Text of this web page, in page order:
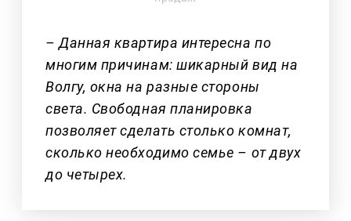
– Данная квартира интересна по
многим причинам: шикарный вид на
Волгу, окна на разные стороны
света. Свободная планировка
позволяет сделать столько комнат,
сколько необходимо семье – от двух
до четырех.